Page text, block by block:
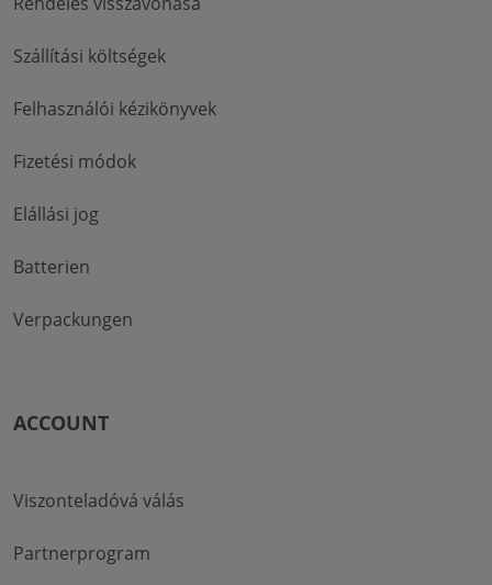
Szállítási költségek
Felhasználói kézikönyvek
Fizetési módok
Elállási jog
Batterien
Verpackungen
ACCOUNT
Viszonteladóvá válás
Partnerprogram